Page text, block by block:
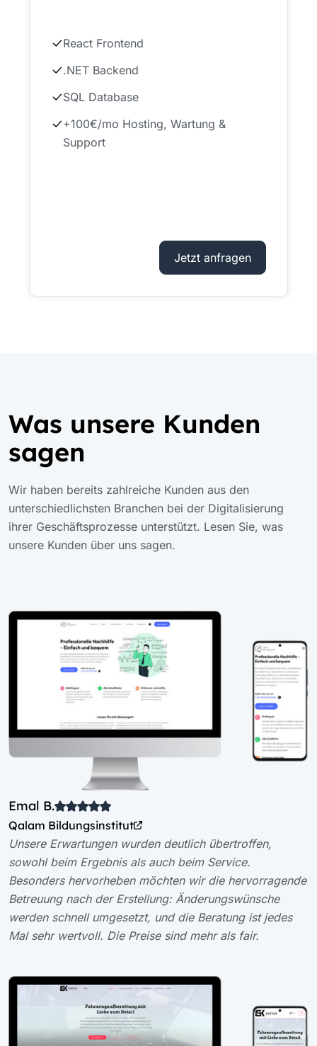
React Frontend
.NET Backend
SQL Database
+100€/mo Hosting, Wartung &
Support
Jetzt anfragen
Was unsere Kunden
sagen
Wir haben bereits zahlreiche Kunden aus den
unterschiedlichsten Branchen bei der Digitalisierung
ihrer Geschäftsprozesse unterstützt. Lesen Sie, was
unsere Kunden über uns sagen.
Emal B.
Qalam Bildungsinstitut
Unsere Erwartungen wurden deutlich übertroffen,
sowohl beim Ergebnis als auch beim Service.
Besonders hervorheben möchten wir die hervorragende
Betreuung nach der Erstellung: Änderungswünsche
werden schnell umgesetzt, und die Beratung ist jedes
Mal sehr wertvoll. Die Preise sind mehr als fair.